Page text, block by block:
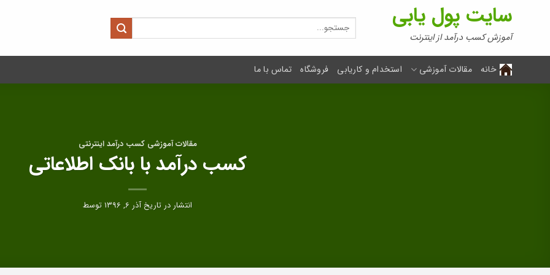
سایت پول یابی
آموزش کسب درآمد از اینترنت
جستجو
برای:
خانه مقالات آموزشی استخدام و کاریابی فروشگاه تماس با ما
مقالات آموزشی کسب درآمد اینترنتی
کسب درآمد با بانک اطلاعاتی
انتشار در تاریخآذر ۶, ۱۳۹۶ توسط